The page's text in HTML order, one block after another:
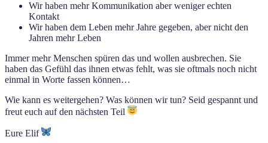
Wir haben mehr Kommunikation aber weniger echten
Kontakt
Wir haben dem Leben mehr Jahre gegeben, aber nicht den
Jahren mehr Leben
Immer mehr Menschen spüren das und wollen ausbrechen. Sie
haben das Gefühl das ihnen etwas fehlt, was sie oftmals noch nicht
einmal in Worte fassen können…
Wie kann es weitergehen? Was können wir tun? Seid gespannt und
freut euch auf den nächsten Teil
Eure Elif